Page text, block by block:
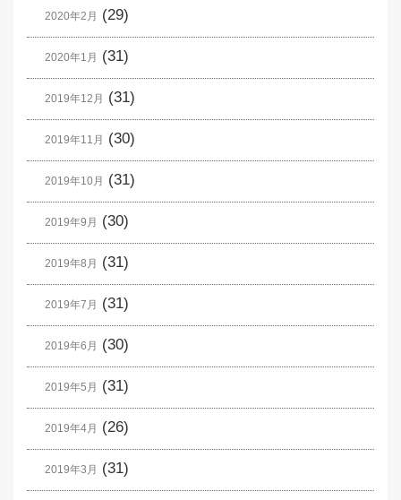
2020年2月 (29)
2020年1月 (31)
2019年12月 (31)
2019年11月 (30)
2019年10月 (31)
2019年9月 (30)
2019年8月 (31)
2019年7月 (31)
2019年6月 (30)
2019年5月 (31)
2019年4月 (26)
2019年3月 (31)